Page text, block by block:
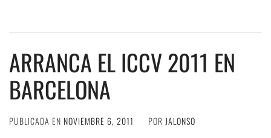
ARRANCA EL ICCV 2011 EN
BARCELONA
PUBLICADA EN NOVIEMBRE 6, 2011 POR JALONSO